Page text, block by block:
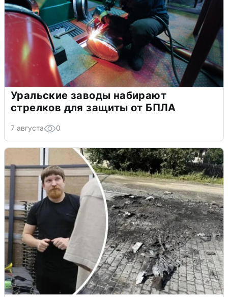
Уральские заводы набирают
стрелков для защиты от БПЛА
7 августа 0